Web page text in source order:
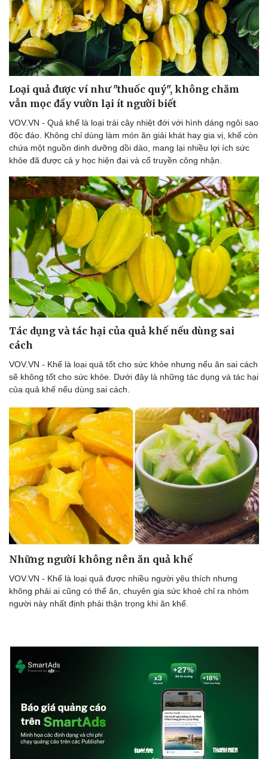
Doanh nghiệp
Thông tin doanh nghiệp
Doanh nghiệp 24h
Doanh nhân
Vì cộng đồng
Công nghệ
Sành điệu
Tin Công nghệ
Trải nghiệm
Chuyển đổi số
Loại quả được ví như "thuốc quý", không chăm
vẫn mọc đầy vườn lại ít người biết
VOV.VN - Quả khế là loại trái cây nhiệt đới với hình dáng ngôi sao
độc đáo. Không chỉ dùng làm món ăn giải khát hay gia vị, khế còn
chứa một nguồn dinh dưỡng dồi dào, mang lại nhiều lợi ích sức
khỏe đã được cả y học hiện đại và cổ truyền công nhận.
Tác dụng và tác hại của quả khế nếu dùng sai
cách
VOV.VN - Khế là loại quả tốt cho sức khỏe nhưng nếu ăn sai cách
sẽ không tốt cho sức khỏe. Dưới đây là những tác dụng và tác hại
của quả khế nếu dùng sai cách.
Những người không nên ăn quả khế
VOV.VN - Khế là loại quả được nhiều người yêu thích nhưng
không phải ai cũng có thể ăn, chuyên gia sức khoẻ chỉ ra nhóm
người này nhất định phải thận trọng khi ăn khế.